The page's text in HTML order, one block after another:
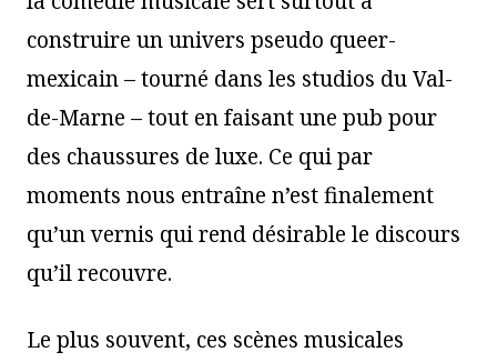
construire un univers pseudo queer-
mexicain – tourné dans les studios du Val-
de-Marne – tout en faisant une pub pour
des chaussures de luxe. Ce qui par
moments nous entraîne n’est finalement
qu’un vernis qui rend désirable le discours
qu’il recouvre.
Le plus souvent, ces scènes musicales